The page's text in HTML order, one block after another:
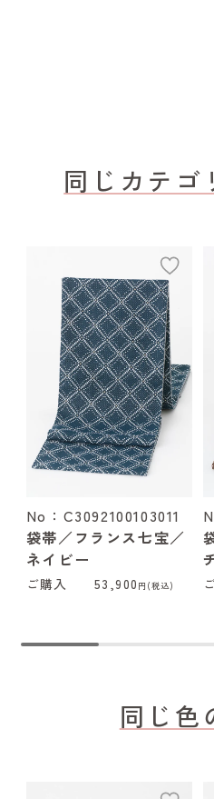
同じカテゴ
No：C3092100103011
袋帯／フランス七宝／
ネイビー
ご購入 53,900 円(税込)
同じ色